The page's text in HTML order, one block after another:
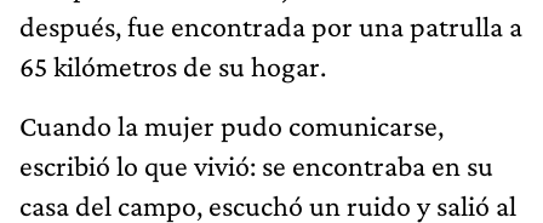
después, fue encontrada por una patrulla a
65 kilómetros de su hogar.
Cuando la mujer pudo comunicarse,
escribió lo que vivió: se encontraba en su
casa del campo, escuchó un ruido y salió al